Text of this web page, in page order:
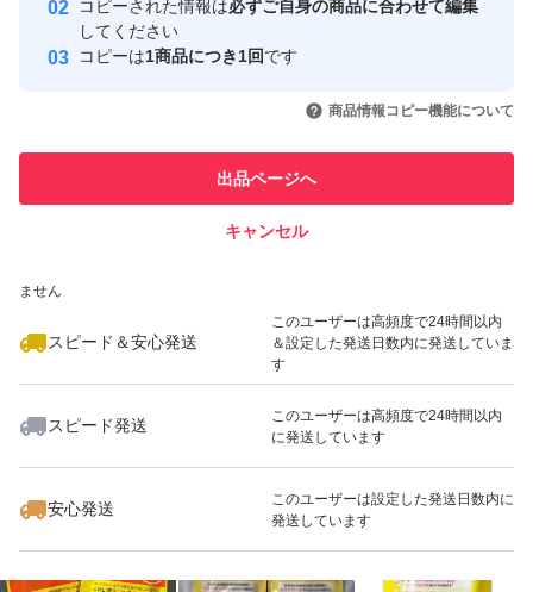
取引実績
引を完了させた実績があります
での取引実績があります
ません
スピード＆安心発送
このユーザーは高頻度で24時間以内
＆設定した発送日数内に発送していま
す
スピード発送
このユーザーは高頻度で24時間以内
に発送しています
安心発送
このユーザーは設定した発送日数内に
発送しています
コピーされた情報は必ずご自身の商品に合わせて編集
してください
コピーは1商品につき1回です
商品情報コピー機能について
出品ページへ
キャンセル
いいね！
2,500